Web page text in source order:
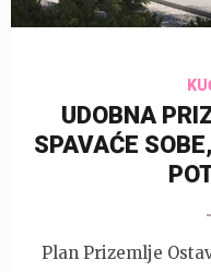
UDOBNA
SPAVAĆE
Plan Prizemlje